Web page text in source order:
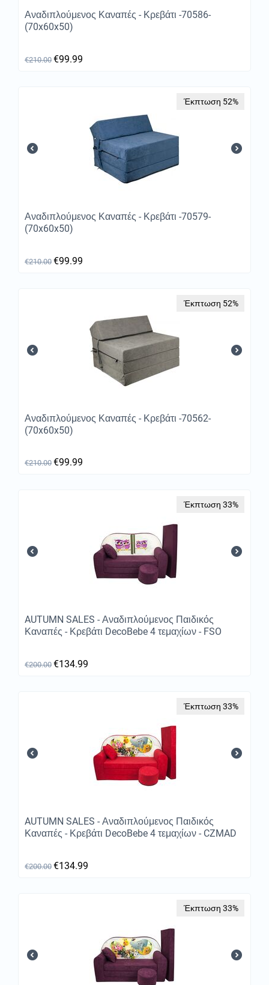
Αναδιπλούμενος Καναπές - Κρεβάτι -70586-
(70x60x50)
€210.00 €99.99
Έκπτωση 52%
Αναδιπλούμενος Καναπές - Κρεβάτι -70579-
(70x60x50)
€210.00 €99.99
Έκπτωση 52%
Αναδιπλούμενος Καναπές - Κρεβάτι -70562-
(70x60x50)
€210.00 €99.99
Έκπτωση 33%
AUTUMN SALES - Αναδιπλούμενος Παιδικός
Καναπές - Κρεβάτι DecoBebe 4 τεμαχίων - FSO
€200.00 €134.99
Έκπτωση 33%
AUTUMN SALES - Αναδιπλούμενος Παιδικός
Καναπές - Κρεβάτι DecoBebe 4 τεμαχίων - CZMAD
€200.00 €134.99
Έκπτωση 33%